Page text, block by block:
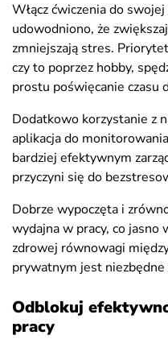
Włącz ćwiczenia do
udowodniono, że
zmniejszają stres.
czy to poprzez hobby,
prostu poświęcanie czasu
Dodatkowo korzystanie z
aplikacja do
bardziej efektywnym
przyczyni się do
Dobrze wypoczęta i
wydajna w pracy, co jasno
zdrowej równowagi
prywatnym jest
Odblokuj
pracy